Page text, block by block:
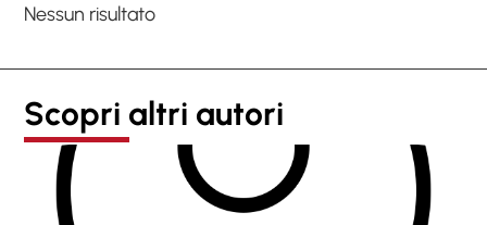
Nessun risultato
Scopri altri autori